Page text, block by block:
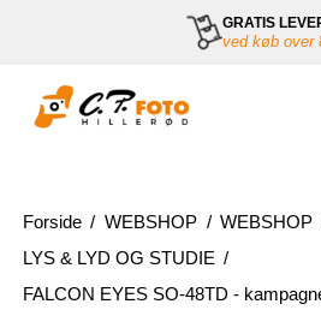
GRATIS
ved køb over
Forside / WEBSHOP / WEBSHOP
LYS & LYD OG STUDIE /
FALCON EYES SO-48TD -